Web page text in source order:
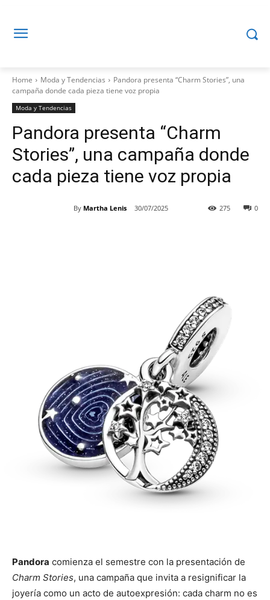
Home Moda y Tendencias
Pandora presenta “Charm Stories”, una
campaña donde cada pieza tiene voz propia
Moda y Tendencias
Pandora presenta “Charm
Stories”, una campaña donde
cada pieza tiene voz propia
By Martha Lenis 30/07/2025 0
275
Pandora comienza el semestre con la presentación de
Charm Stories, una campaña que invita a resignificar la
joyería como un acto de autoexpresión: cada charm no es